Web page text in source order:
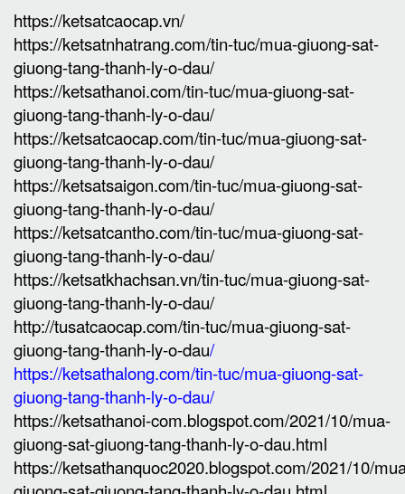
https://ketsatcaocap.vn/
https://ketsatnhatrang.com/tin-tuc/mua-giuong-sat-
giuong-tang-thanh-ly-o-dau/
https://ketsathanoi.com/tin-tuc/mua-giuong-sat-
giuong-tang-thanh-ly-o-dau/
https://ketsatcaocap.com/tin-tuc/mua-giuong-sat-
giuong-tang-thanh-ly-o-dau/
https://ketsatsaigon.com/tin-tuc/mua-giuong-sat-
giuong-tang-thanh-ly-o-dau/
https://ketsatcantho.com/tin-tuc/mua-giuong-sat-
giuong-tang-thanh-ly-o-dau/
https://ketsatkhachsan.vn/tin-tuc/mua-giuong-sat-
giuong-tang-thanh-ly-o-dau/
http://tusatcaocap.com/tin-tuc/mua-giuong-sat-
giuong-tang-thanh-ly-o-dau/
https://ketsathalong.com/tin-tuc/mua-giuong-sat-
giuong-tang-thanh-ly-o-dau/
https://ketsathanoi-com.blogspot.com/2021/10/mua-
giuong-sat-giuong-tang-thanh-ly-o-dau.html
https://ketsathanquoc2020.blogspot.com/2021/10/